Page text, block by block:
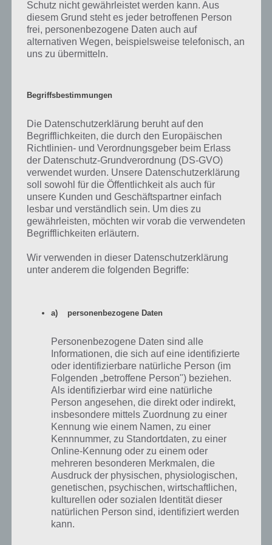
App herunterladen
Fahrzeuge genau im Blick
und überlege dir, wo du in
Screenshot (c) Mediocre
Mit Does not Commute ist den
Entwicklern von Mediocre mal
wieder eine tolle App für
Android, iPhone und iPad
gelungen. So ist das
Spielprinzip einfach wie genial
und deutlich anders als andere
Verkehr in der Stadt regeln
muss. Hier steuert ihr die Autos
Fahrten achten. Weierhin
unterschiedliche Geschwindigkeiten, sodass ihr möglichst gut
kalkulieren müsst, wie ihr fahrt.
Does not Commute kann hierbei kostenlos heruntergeladen
werden, ein optionaler In-App-Kauf ist gegen Echtgeld erhältlich. Das
Spiel gibt es für Android, iPhone und iPad. Wir können euch den
Download nur empfehlen.
Does not Commute für Android im Google
Play Store
Im Google Play Store kommt Does not Commute mit 4,5 Sternen
sehr gut bei den Spielern an und deckt damit unsere Meinung zum
Spiel. Damit ihr die App auf eurem Android Gerät installieren könnt,
Schutz nicht gewährleistet werden kann. Aus
diesem Grund steht es jeder betroffenen Person
frei, personenbezogene Daten auch auf
alternativen Wegen, beispielsweise telefonisch, an
uns zu übermitteln.
Begriffsbestimmungen
Die Datenschutzerklärung beruht auf den
Begrifflichkeiten, die durch den Europäischen
Richtlinien- und Verordnungsgeber beim Erlass
der Datenschutz-Grundverordnung (DS-GVO)
verwendet wurden. Unsere Datenschutzerklärung
soll sowohl für die Öffentlichkeit als auch für
unsere Kunden und Geschäftspartner einfach
lesbar und verständlich sein. Um dies zu
gewährleisten, möchten wir vorab die verwendeten
Begrifflichkeiten erläutern.
Wir verwenden in dieser Datenschutzerklärung
unter anderem die folgenden Begriffe:
a) personenbezogene Daten
Personenbezogene Daten sind alle
Informationen, die sich auf eine identifizierte
oder identifizierbare natürliche Person (im
Folgenden „betroffene Person") beziehen.
Als identifizierbar wird eine natürliche
Person angesehen, die direkt oder indirekt,
insbesondere mittels Zuordnung zu einer
Kennung wie einem Namen, zu einer
Kennnummer, zu Standortdaten, zu einer
Online-Kennung oder zu einem oder
mehreren besonderen Merkmalen, die
Ausdruck der physischen, physiologischen,
genetischen, psychischen, wirtschaftlichen,
kulturellen oder sozialen Identität dieser
natürlichen Person sind, identifiziert werden
kann.